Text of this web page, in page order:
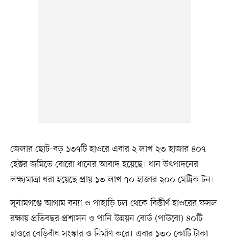
জেলার ছোট-বড় ১৩৭টি হাওরে এবার ২ লাখ ২৩ হাজার ৪০৭
হেক্টর জমিতে বোরো ধানের আবাদ হয়েছে। ধান উৎপাদনের
লক্ষ্যমাত্রা ধরা হয়েছে প্রায় ১৩ লাখ ৭০ হাজার ২০০ মেট্রিক টন।
সুনামগঞ্জে আগাম বন্যা ও পাহাড়ি ঢল থেকে বিস্তীর্ণ হাওরের ফসল
রক্ষায় প্রতিবছর প্রশাসন ও পানি উন্নয়ন বোর্ড (পাউবো) ৪০টি
হাওরে বেড়িবাঁধ সংস্কার ও নির্মাণ করে। এবার ১৩০ কোটি টাকা